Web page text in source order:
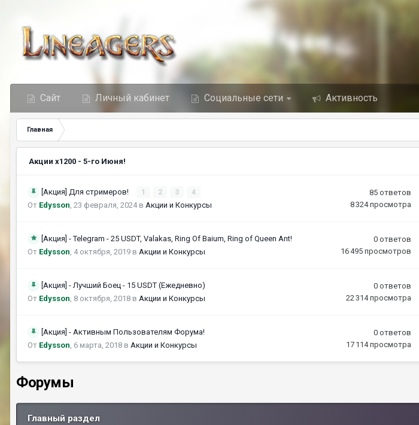
Сайт Личный кабинет Социальные сети Активность
Главная
Акции х1200 - 5-го Июня!
[Акция] Для стримеров! 1 2 3 4
От Edysson, 23 февраля, 2024в Акции и Конкурсы
85 ответов
8 324 просмотра
[Акция] - Telegram - 25 USDT, Valakas, Ring Of Baium, Ring of Queen Ant!
От Edysson, 4 октября, 2019 в Акции и Конкурсы
0 ответов
16 495 просмотров
[Акция] - Лучший Боец - 15 USDT (Ежедневно)
От Edysson, 8 октября, 2018 в Акции и Конкурсы
0 ответов
22 314 просмотра
[Акция] - Активным Пользователям Форума!
От Edysson, 6 марта, 2018 в Акции и Конкурсы
0 ответов
17 114 просмотра
Форумы
Главный раздел